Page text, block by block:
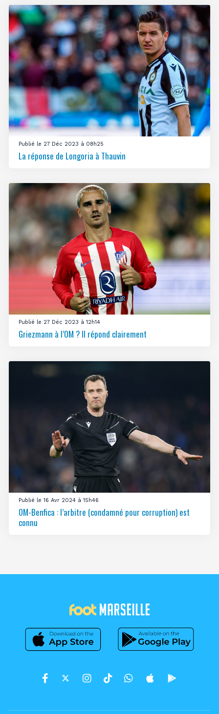
Publié le 27 Déc 2023 à 08h25
La réponse de Longoria à Thauvin
Publié le 27 Déc 2023 à 12h14
Griezmann à l’OM ? Il répond clairement
Publié le 16 Avr 2024 à 15h46
OM-Benfica : l’arbitre (condamné pour corruption) est
connu